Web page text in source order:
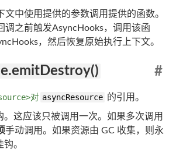
中使用提供的参数调用提供的函数。
调之前触发AsyncHooks，调用该函
，然后恢复原始执行上下文。
#
对 asyncResource 的引用。
。这应该只被调用一次。如果多次调用
手动调用。如果资源由 GC 收集，则永
钩。